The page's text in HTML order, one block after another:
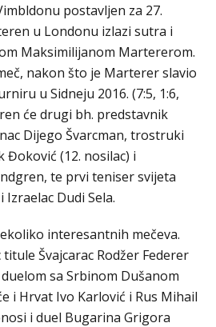
postavljen za 27.
u Londonu izlazi sutra i
Maksimilijanom Martererom.
nakon što je Marterer slavio
u Sidneju 2016. (7:5, 1:6,
će drugi bh. predstavnik
Dijego Švarcman, trostruki
Đoković (12. nosilac) i
te prvi teniser svijeta
Izraelac Dudi Sela.
interesantnih mečeva.
Švajcarac Rodžer Federer
sa Srbinom Dušanom
i Hrvat Ivo Karlović i Rus Mihail
i duel Bugarina Grigora